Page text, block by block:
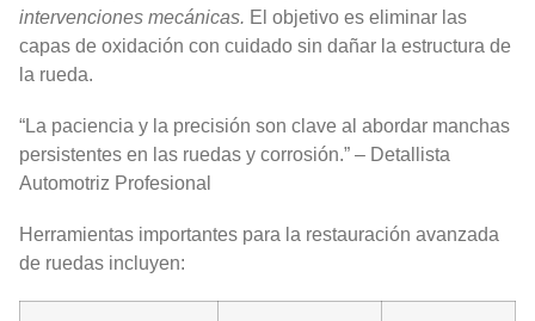
intervenciones mecánicas. El objetivo es eliminar las
capas de oxidación con cuidado sin dañar la estructura de
la rueda.
“La paciencia y la precisión son clave al abordar manchas
persistentes en las ruedas y corrosión.” – Detallista
Automotriz Profesional
Herramientas importantes para la restauración avanzada
de ruedas incluyen: